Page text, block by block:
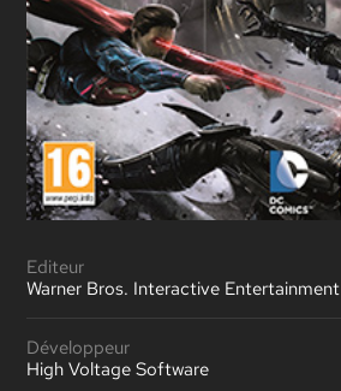
Editeur
Warner Bros. Interactive Entertainment
Développeur
High Voltage Software